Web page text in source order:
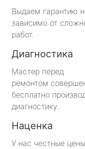
Выдаем гарантию
зависимо от
работ.
Диагностика
Мастер перед
ремонтом
бесплатно
диагностику.
Наценка
У нас честные